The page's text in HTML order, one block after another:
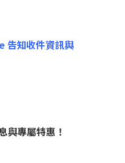
告知收件資訊與
與專屬特惠！